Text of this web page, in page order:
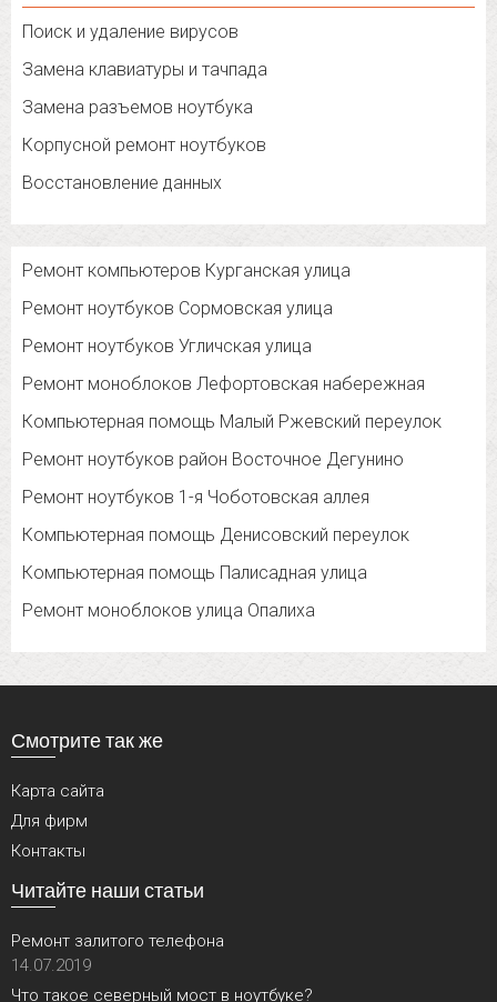
Поиск и удаление вирусов
Замена клавиатуры и тачпада
Замена разъемов ноутбука
Корпусной ремонт ноутбуков
Восстановление данных
Ремонт компьютеров Курганская улица
Ремонт ноутбуков Сормовская улица
Ремонт ноутбуков Угличская улица
Ремонт моноблоков Лефортовская набережная
Компьютерная помощь Малый Ржевский переулок
Ремонт ноутбуков район Восточное Дегунино
Ремонт ноутбуков 1-я Чоботовская аллея
Компьютерная помощь Денисовский переулок
Компьютерная помощь Палисадная улица
Ремонт моноблоков улица Опалиха
Смотрите так же
Карта сайта
Для фирм
Контакты
Читайте наши статьи
Ремонт залитого телефона
14.07.2019
Что такое северный мост в ноутбуке?